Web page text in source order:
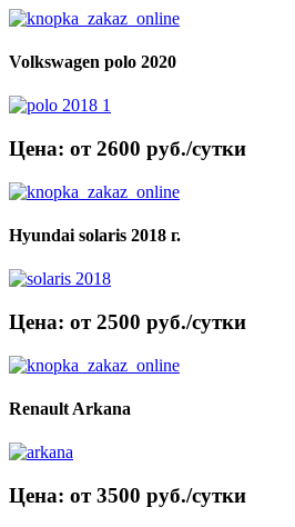
Volkswagen polo 2020
Цена: от 2600 руб./сутки
Hyundai solaris 2018 г.
Цена: от 2500 руб./сутки
Renault Arkana
Цена: от 3500 руб./сутки